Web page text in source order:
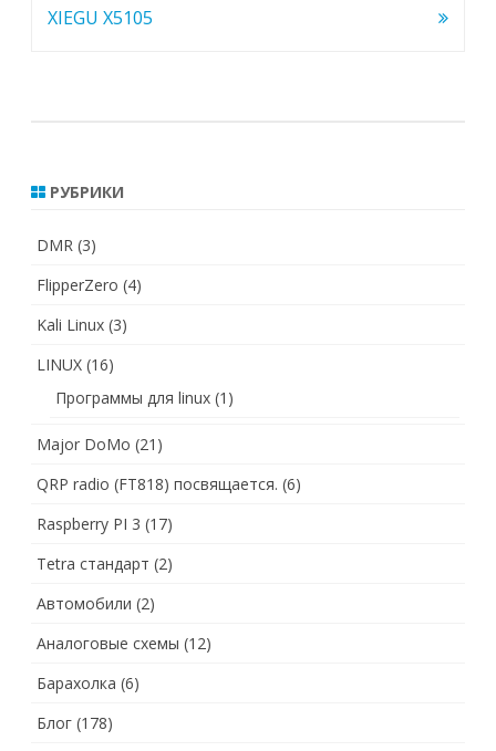
по
XIEGU X5105
РУБРИКИ
DMR (3)
FlipperZero (4)
Kali Linux (3)
LINUX (16)
Программы для linux (1)
Major DoMo (21)
QRP radio (FT818) посвящается. (6)
Raspberry PI 3 (17)
Tetra стандарт (2)
Автомобили (2)
Аналоговые схемы (12)
Барахолка (6)
Блог (178)